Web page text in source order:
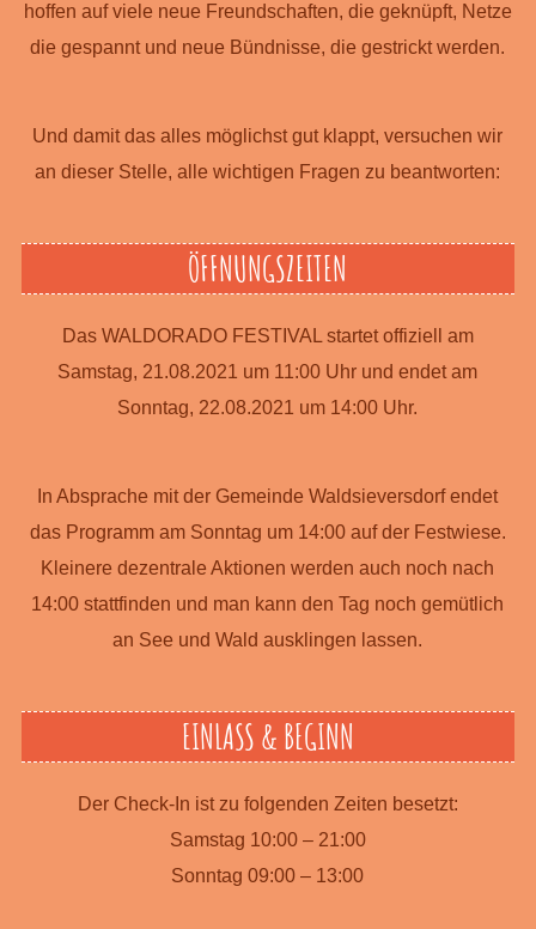
hoffen auf viele neue Freundschaften, die geknüpft, Netze
die gespannt und neue Bündnisse, die gestrickt werden.
Und damit das alles möglichst gut klappt, versuchen wir
an dieser Stelle, alle wichtigen Fragen zu beantworten:
ÖFFNUNGSZEITEN
Das WALDORADO FESTIVAL startet offiziell am
Samstag, 21.08.2021 um 11:00 Uhr und endet am
Sonntag, 22.08.2021 um 14:00 Uhr.
In Absprache mit der Gemeinde Waldsieversdorf endet
das Programm am Sonntag um 14:00 auf der Festwiese.
Kleinere dezentrale Aktionen werden auch noch nach
14:00 stattfinden und man kann den Tag noch gemütlich
an See und Wald ausklingen lassen.
EINLASS & BEGINN
Der Check-In ist zu folgenden Zeiten besetzt:
Samstag 10:00 – 21:00
Sonntag 09:00 – 13:00